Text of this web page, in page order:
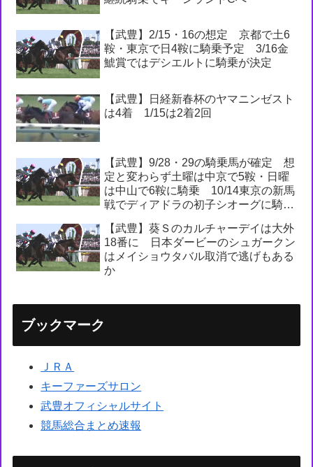
【武豊】2/15・16の想定 京都で土6
鞍・東京で日4鞍に騎乗予定 3/16金
鯱賞ではデシエルトに騎乗が決定
【武豊】日経新春杯のヤマニンゼスト
は4着 1/15は2着2回
【武豊】9/28・29の騎乗馬が確定 想
定と変わらず土曜は中京で5鞍・日曜
は中山で6鞍に騎乗 10/14東京の新馬
戦でディアドラの初子シオーグに騎乗
【武豊】葵Ｓのカルチャーデイは大外
18番に 日本ダービーのシュガークン
はメイショウタバル取消で逃げもある
か
ブックマーク
ＪＲＡ
キーファーズサロン
武豊オフィシャルサイト
競馬総合まとめ速報